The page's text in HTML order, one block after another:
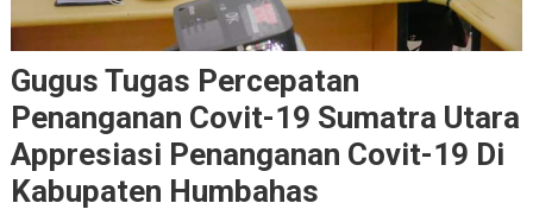
Gugus Tugas Percepatan
Penanganan Covit-19 Sumatra Utara
Appresiasi Penanganan Covit-19 Di
Kabupaten Humbahas